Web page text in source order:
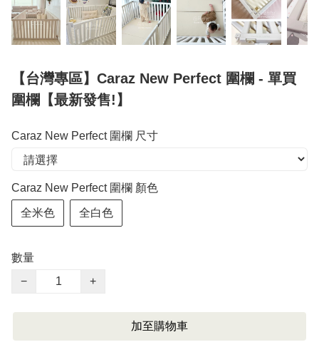
【台灣專區】Caraz New Perfect 圍欄 - 單買
圍欄【最新發售!】
Caraz New Perfect 圍欄 尺寸
Caraz New Perfect 圍欄 顏色
全米色 全白色
數量
−
+
加至購物車